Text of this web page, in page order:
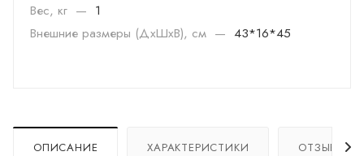
Вес, кг — 1
Внешние размеры (ДхШхВ), см — 43*16*45
ОПИСАНИЕ ХАРАКТЕРИСТИКИ ОТЗЫВЫ